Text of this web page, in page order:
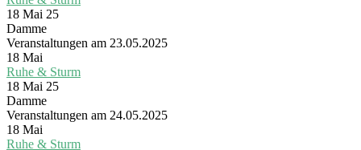
18 Mai 25
Damme
Veranstaltungen am 23.05.2025
18 Mai
Ruhe & Sturm
18 Mai 25
Damme
Veranstaltungen am 24.05.2025
18 Mai
Ruhe & Sturm